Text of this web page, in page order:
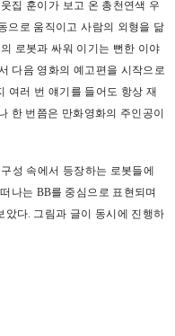
집 훈이가 보고 온 총천연색 우
으로 움직이고 사람의 외형을 닮
로봇과 싸워 이기는 뻔한 이야
다음 영화의 예고편을 시작으로
여러 번 얘기를 들어도 항상 재
한 번쯤은 만화영화의 주인공이
성 속에서 등장하는 로봇들에
나는 BB를 중심으로 표현되며
았다. 그림과 글이 동시에 진행하